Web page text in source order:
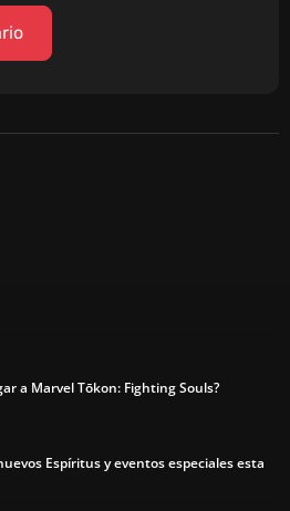
a Marvel Tōkon: Fighting Souls?
Espíritus y eventos especiales esta